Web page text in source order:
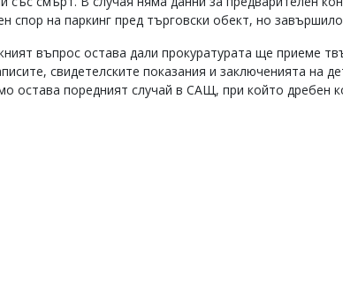
спор на паркинг пред търговски обект, но
въпрос остава дали прокуратурата ще приеме
свидетелските показания и заключенията на
остава поредният случай в САЩ, при който дребен